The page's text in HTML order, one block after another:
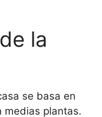
la
se basa en
medias plantas.